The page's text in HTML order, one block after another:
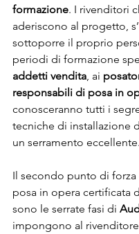
formazione. I rivenditori
aderiscono al progetto,
sottoporre il proprio
periodi di formazione
addetti vendita, ai
responsabili di posa in
conosceranno tutti i
tecniche di installazione
un serramento eccellente.
Il secondo punto di
posa in opera certificata
sono le serrate fasi di
impongono al